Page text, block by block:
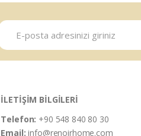
İLETİŞİM BİLGİLERİ
Telefon: +90 548 840 80 30
Email:info@renoirhome.com